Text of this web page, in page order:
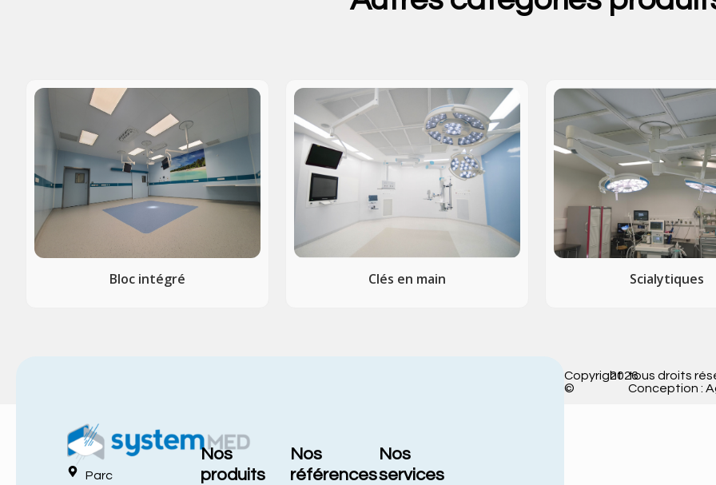
Bloc intégré Clés en main Scialytiques
Parc
Nos
produits
Nos
références
Nos
services
Copyright
©
2026tous droits
Conception :